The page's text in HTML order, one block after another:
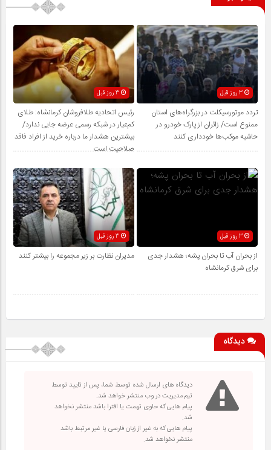
3 روز قبل
تردد موتورسیکلت در بزرگراه‌های استان
ممنوع است/ زائران از پارک خودرو در
حاشیه موکب‌ها خودداری کنند
رئیس اتحادیه طلافروشان کرمانشاه: طلای
کم‌عیار در شبکه رسمی عرضه جایی ندارد/
بیشترین هشدار ما درباره خرید از افراد فاقد
صلاحیت است
3 روز قبل
از بحران آب تا بحران پشه؛ هشدار جدی
برای شرق کرمانشاه
مدیران نظارت بر زیر مجموعه را بیشتر کنند
دیدگاه
دیدگاه های ارسال شده توسط شما، پس از تایید توسط
تیم مدیریت در وب منتشر خواهد شد.
پیام هایی که حاوی تهمت یا افترا باشد منتشر نخواهد
شد.
پیام هایی که به غیر از زبان فارسی یا غیر مرتبط باشد
منتشر نخواهد شد.